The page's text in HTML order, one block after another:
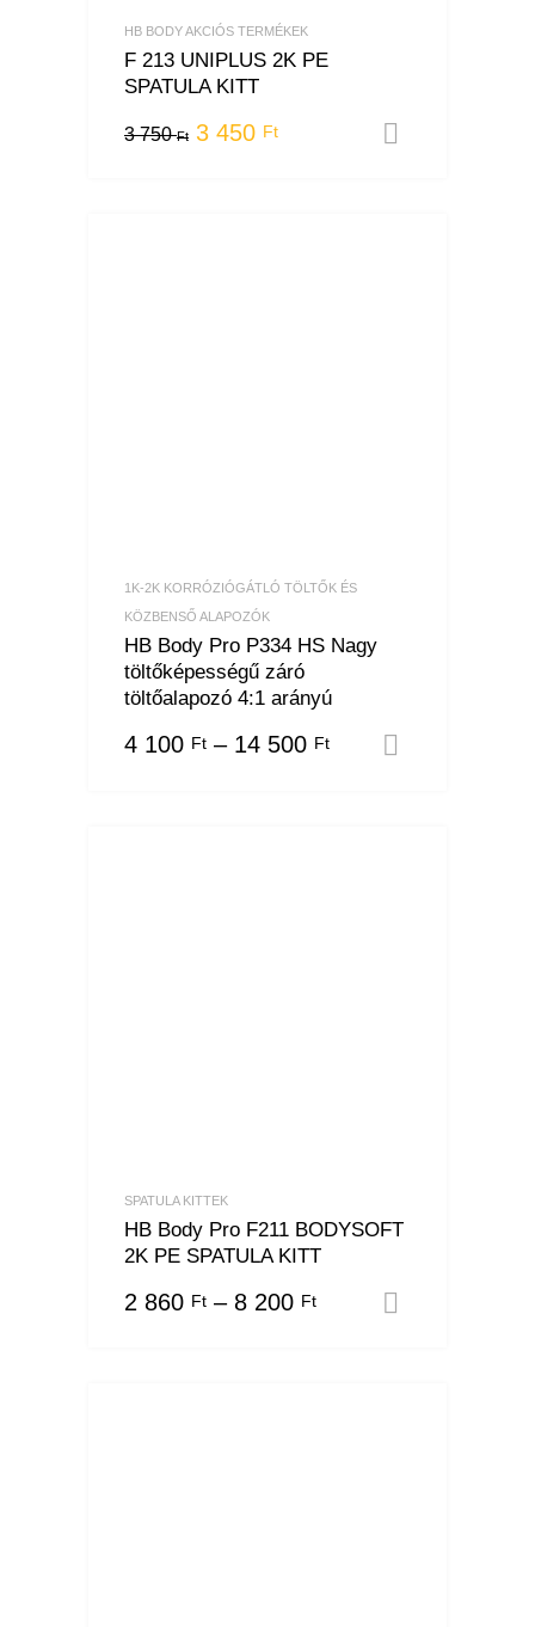
HB BODY AKCIÓS TERMÉKEK
F 213 UNIPLUS 2K PE
SPATULA KITT
3 750Ft 3 450 Ft
1K-2K KORRÓZIÓGÁTLÓ TÖLTŐK ÉS
KÖZBENSŐ ALAPOZÓK
HB Body Pro P334 HS Nagy
töltőképességű záró
töltőalapozó 4:1 arányú
4 100 Ft – 14 500 Ft
SPATULA KITTEK
HB Body Pro F211 BODYSOFT
2K PE SPATULA KITT
2 860 Ft – 8 200 Ft